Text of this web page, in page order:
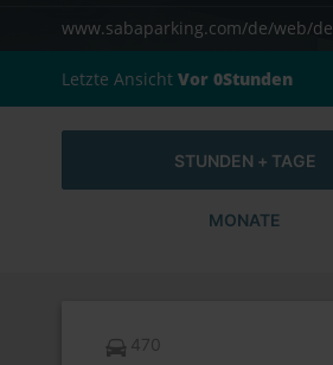
www.sabaparking.com/de/web/de
Letzte Ansicht Vor 0Stunden
STUNDEN + TAGE
MONATE
470